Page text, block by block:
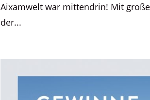
Aixamwelt war mittendrin! Mit
der...